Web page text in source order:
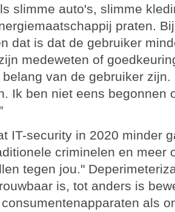
slimme auto's, slimme
praten.
dat is dat de gebruiker
medeweten of
van de gebruiker
Ik ben niet eens begonnen
IT-security in 2020 minder
criminelen en meer
tegen jou."
is, tot anders is
als